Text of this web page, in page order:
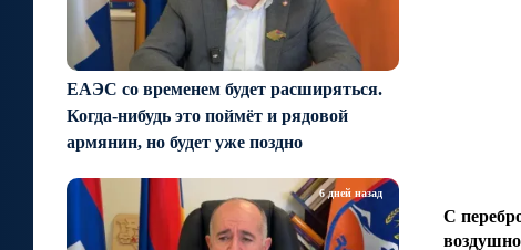
ЕАЭС со временем будет расширяться.
Когда-нибудь это поймёт и рядовой
армянин, но будет уже поздно
6 дней назад
С